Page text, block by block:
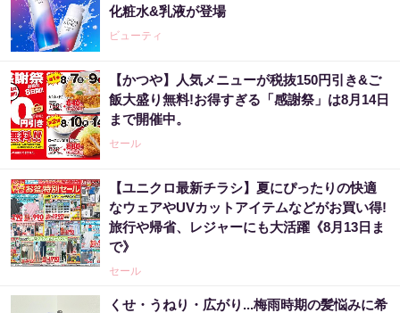
化粧水&乳液が登場
ビューティ
【かつや】人気メニューが税抜150円引き&ご
飯大盛り無料!お得すぎる「感謝祭」は8月14日
まで開催中。
セール
【ユニクロ最新チラシ】夏にぴったりの快適
なウェアやUVカットアイテムなどがお買い得!
旅行や帰省、レジャーにも大活躍《8月13日ま
で》
セール
くせ・うねり・広がり...梅雨時期の髪悩みに希